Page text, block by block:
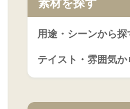
素材を探す
用途・シーンから探
テイスト・雰囲気か